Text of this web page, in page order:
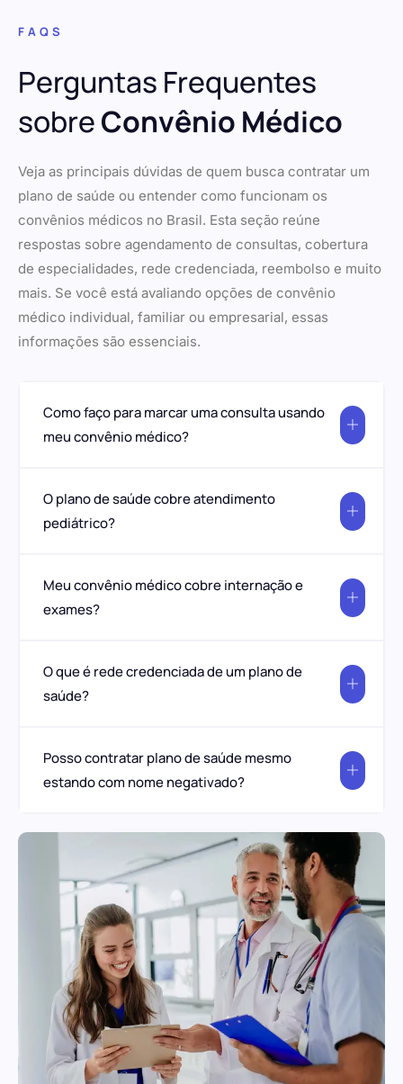
FAQS
Perguntas Frequentes
sobreConvênio Médico
Veja as principais dúvidas de quem busca contratar um
plano de saúde ou entender como funcionam os
convênios médicos no Brasil. Esta seção reúne
respostas sobre agendamento de consultas, cobertura
de especialidades, rede credenciada, reembolso e muito
mais. Se você está avaliando opções de convênio
médico individual, familiar ou empresarial, essas
informações são essenciais.
Como faço para marcar uma consulta usando
meu convênio médico?
O plano de saúde cobre atendimento
pediátrico?
Meu convênio médico cobre internação e
exames?
O que é rede credenciada de um plano de
saúde?
Posso contratar plano de saúde mesmo
estando com nome negativado?